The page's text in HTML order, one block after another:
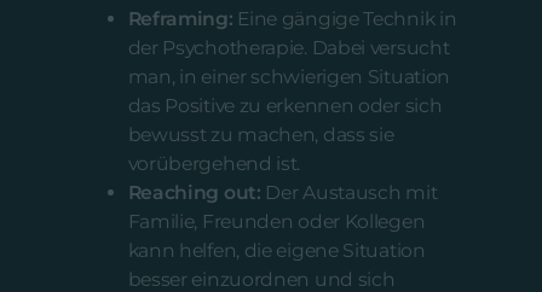
Reframing: Eine gängige Technik in
der Psychotherapie. Dabei versucht
man, in einer schwierigen Situation
das Positive zu erkennen oder sich
bewusst zu machen, dass sie
vorübergehend ist.
Reaching out: Der Austausch mit
Familie, Freunden oder Kollegen
kann helfen, die eigene Situation
besser einzuordnen und sich